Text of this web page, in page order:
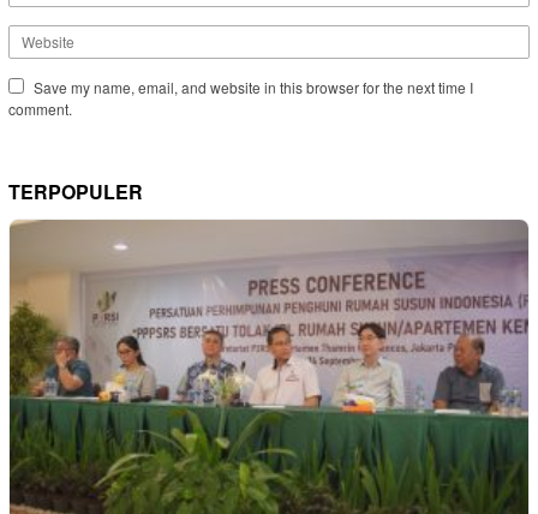
Save my name, email, and website in this browser for the next time I
comment.
TERPOPULER